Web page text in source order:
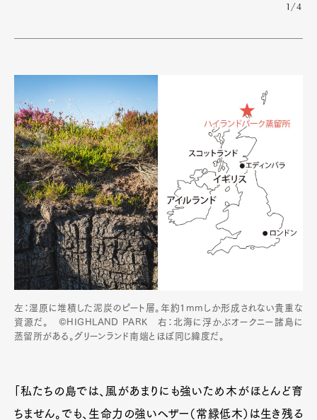
1/4
左：湿原に堆積した泥炭のピート層。年約1mmしか形成されない貴重な
資源だ。 ©HIGHLAND PARK 右：北海に浮かぶオークニー諸島に
蒸留所がある。グリーンランド南端とほぼ同じ緯度だ。
「私たちの島では、風があまりにも強いため木がほとんど育
ちません。でも、生命力の強いヘザー（常緑低木）は生き残る